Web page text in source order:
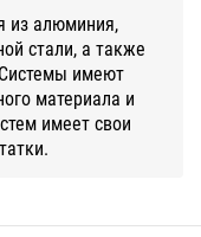
из алюминия,
стали, а также
имеют
материала и
имеет свои